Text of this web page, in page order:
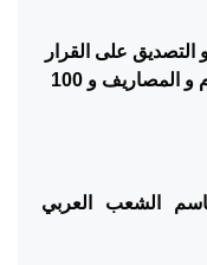
على القرار
المستانف من حيث النتيجة مع الرسوم و المصاريف و 100
الشعب العربي